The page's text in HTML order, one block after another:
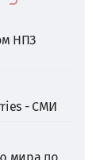
НПЗ
- СМИ
мира по